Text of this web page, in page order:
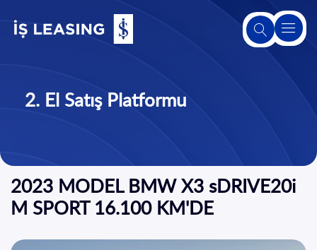
Ürünlerimiz
ve
Hizmetlerimiz
2. El Satış
2. El Satış Platformu
2023 MODEL BMW X3 sDRIVE20i
M SPORT 16.100 KM'DE